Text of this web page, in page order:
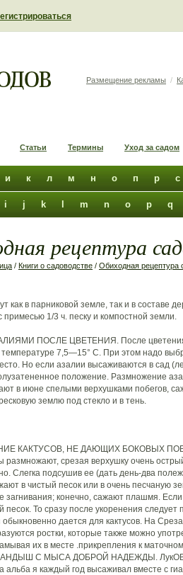
Размещение рекламы /
Статьи Термины Уход за садом
и к л м н о п р с
i j k m n o p q
рецептура
/ Книги о садоводстве / Обиходная рецептура
как в парниковой земле, так и в составе
примесью 1/3 ч. песку и компостной земли.
ПОСЛЕ ЦВЕТЕНИЯ. После цветения
7,5—15° С. При этом надо
Но если азалии высаживаются в сад
положение. Размножение
в июне спелыми верхушками побегов,
землю под стекло и в тень.
КАКТУСОВ, НЕ ДАЮЩИХ БОКОВЫХ
размножают, срезая верхушку очень
Слегка подсушив ее (дать день-два
в чистый песок или в очень песчаную
загнивания; конечно, сажают плашмя.
песок. То сразу после укоренения следует
обыкновенно дается для кактусов. На
ростки, которые также можно
их в месте .прикрепления к
С МЫСА ДОБРОЙ НАДЕЖДЫ.
альба я каждый год высаживал вместе с